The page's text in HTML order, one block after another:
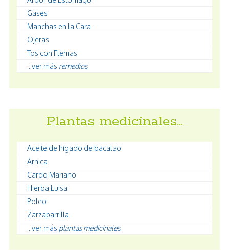
Gases
Manchas en la Cara
Ojeras
Tos con Flemas
...ver más remedios
Plantas medicinales…
Aceite de hígado de bacalao
Árnica
Cardo Mariano
Hierba Luisa
Poleo
Zarzaparrilla
...ver más plantas medicinales